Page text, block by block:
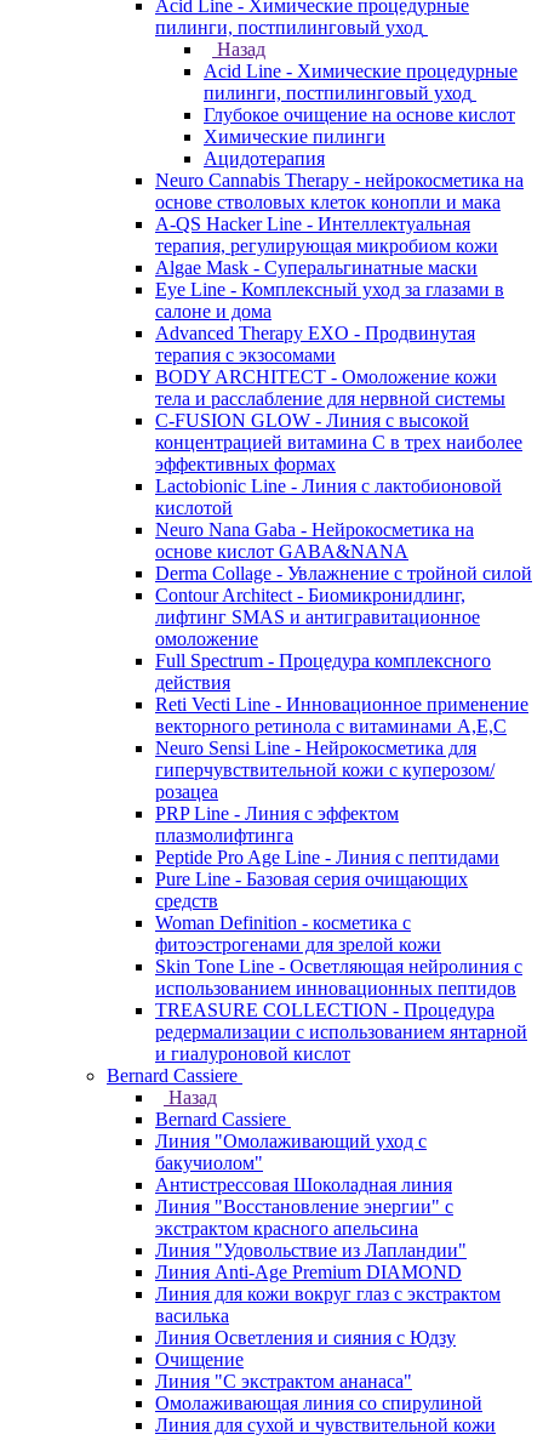
Acid Line - Химические процедурные
пилинги, постпилинговый уход
Назад
Acid Line - Химические процедурные
пилинги, постпилинговый уход
Глубокое очищение на основе кислот
Химические пилинги
Ацидотерапия
Neuro Cannabis Therapy - нейрокосметика на
основе стволовых клеток конопли и мака
A-QS Hacker Line - Интеллектуальная
терапия, регулирующая микробиом кожи
Algae Mask - Суперальгинатные маски
Eye Line - Комплексный уход за глазами в
салоне и дома
Advanced Therapy EXO - Продвинутая
терапия с экзосомами
BODY ARCHITECT - Омоложение кожи
тела и расслабление для нервной системы
C-FUSION GLOW - Линия с высокой
концентрацией витамина C в трех наиболее
эффективных формах
Lactobionic Line - Линия с лактобионовой
кислотой
Neuro Nana Gaba - Нейрокосметика на
основе кислот GABA&NANA
Derma Collage - Увлажнение с тройной силой
Contour Architect - Биомикронидлинг,
лифтинг SMAS и антигравитационное
омоложение
Full Spectrum - Процедура комплексного
действия
Reti Vecti Line - Инновационное применение
векторного ретинола с витаминами A,Е,С
Neuro Sensi Line - Нейрокосметика для
гиперчувствительной кожи с куперозом/
розацеа
PRP Line - Линия с эффектом
плазмолифтинга
Peptide Pro Age Line - Линия с пептидами
Pure Line - Базовая серия очищающих
средств
Woman Definition - косметика с
фитоэстрогенами для зрелой кожи
Skin Tone Line - Осветляющая нейролиния с
использованием инновационных пептидов
TREASURE COLLECTION - Процедура
редермализации с использованием янтарной
и гиалуроновой кислот
Bernard Cassiere
Назад
Bernard Cassiere
Линия "Омолаживающий уход с
бакучиолом"
Антистрессовая Шоколадная линия
Линия "Восстановление энергии" с
экстрактом красного апельсина
Линия "Удовольствие из Лапландии"
Линия Anti-Age Premium DIAMOND
Линия для кожи вокруг глаз с экстрактом
василька
Линия Осветления и сияния с Юдзу
Очищение
Линия "С экстрактом ананаса"
Омолаживающая линия со спирулиной
Линия для сухой и чувствительной кожи